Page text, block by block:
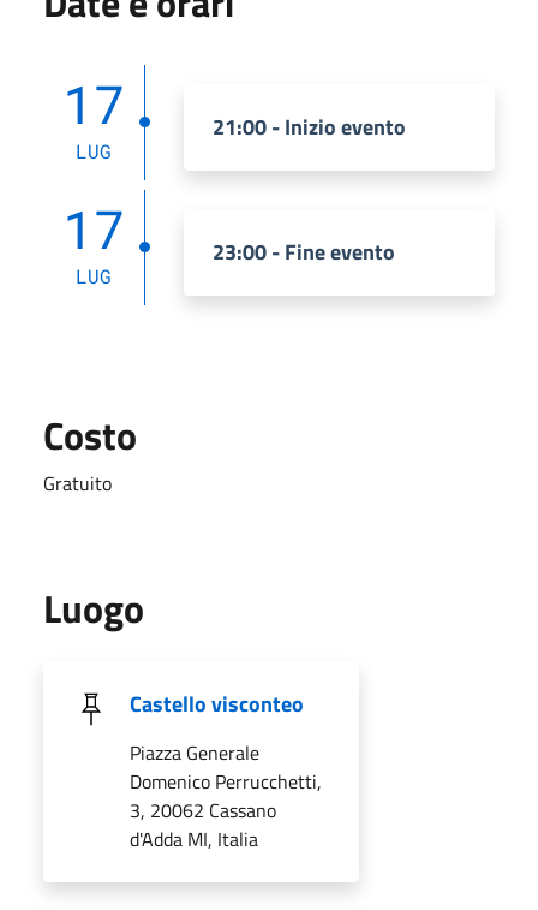
17
LUG
21:00 - Inizio evento
17
LUG
23:00 - Fine evento
Costo
Gratuito
Luogo
Castello visconteo
Piazza Generale
Domenico Perrucchetti,
3, 20062 Cassano
d'Adda MI, Italia